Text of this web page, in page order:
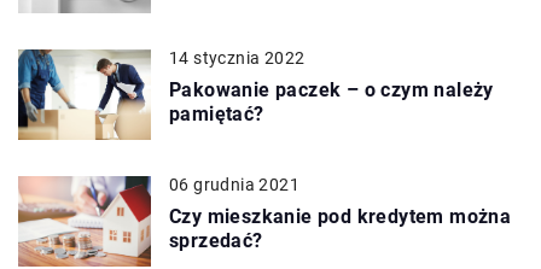
14 stycznia 2022
Pakowanie paczek – o czym należy
pamiętać?
06 grudnia 2021
Czy mieszkanie pod kredytem można
sprzedać?